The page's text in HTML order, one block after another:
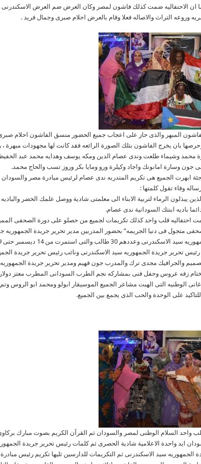
ان الاحتفاليه ضمت كذلك فاشون لمصر وكان العرض ضم العرض الاسكندرنى
وروعه التراث والاصاله فعلا وقام بالعرض احلام صبرى وجمال فريد .
المبهر والذى حاز على اعجاب جميع الحضور منسق الفاشون احلام صبرى
بان يخرج الفاشون بتلك الصورة الرائعه فقد كانت لها مجهودات
محمد وشيماء طلعت وندى عصام الدين ومكه يوسف وهدايه محمد عبد الحفيظ
جون وسارة امانونك واجاد وكيلرة ورو ومايا بكر وروز تسب والحاج محمد.
ابهرت الجميع هى تكريم المتدربه ندى عصام لرئيس مبادرة مصر والسودان
وفاء تقول كلمتها :
يبذلون الرماء لتربية الابناء الى معلمتى شادية ووصل علمك الخضر
باديه ابنتك السودانية ندى عصام.
متجول فى دنيا الجريمه” بحضور المدربين مدير تحرير جريدة
رئيس تحرير جريدة الجمهوريه سيد الاسكندرنى ونائب رئيس تحرير جريدة
والجرافيك مجدى ترك والمدرب جون فهيم ومدير تحرير جريدة
زفه عروس وحفل فنى بمشاركه نجم الطرب السودانى المطرب معتز دولار
الوطنيه التى الهبت مشاعر الجميع الموسيقار ابولو ومحمد ابو الروس
على الوحدة والحب الذى يجمع بين الجميع.
قلب واحد السلام الوطنى لمصر والسودان ثم القرآن الكريم بصوت مبارك
ايد واحدة الاعلامية شادية الحصرى ثم كلمات رئيس تحرير جريدة
الجمهوريه سيد الاسكندرنى ثم التكريمات للدارسين ثليها تكريم رئيس